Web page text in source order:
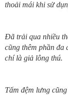
thoải mái khi sử
Đã trải qua nhiều
cũng thêm phần đa
chí là giả lông thú.
Tấm đệm lưng